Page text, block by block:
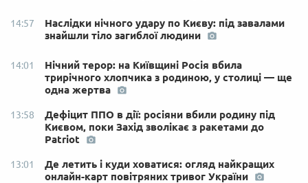
14:57
Наслідки нічного удару по Києву: під завалами
знайшли тіло загиблої людини
14:01
Нічний терор: на Київщині Росія вбила
трирічного хлопчика з родиною, у столиці — ще
одна жертва
13:58
Дефіцит ППО в дії: росіяни вбили родину під
Києвом, поки Захід зволікає з ракетами до
Patriot
13:01
Де летить і куди ховатися: огляд найкращих
онлайн-карт повітряних тривог України